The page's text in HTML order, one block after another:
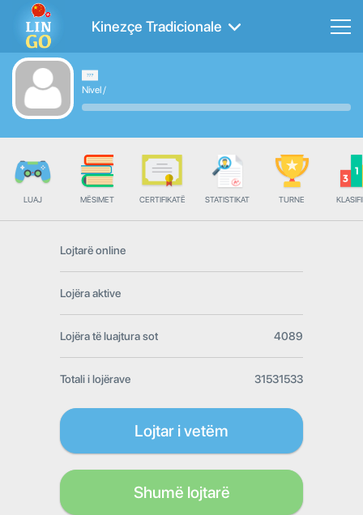
Kinezçe Tradicionale
Nivel/
LUAJ MËSIMET CERTIFIKATË STATISTIKAT TURNE
Lojtarë online
Lojëra aktive
Lojëra të luajtura sot 4089
Totali i lojërave 31531533
Lojtar i vetëm
Shumë lojtarë